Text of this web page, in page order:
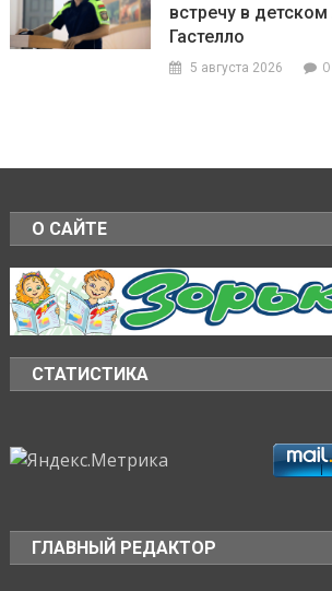
встречу в
Гастелло
5 августа 2026 0
О САЙТЕ
СТАТИСТИКА
ГЛАВНЫЙ РЕДАКТОР